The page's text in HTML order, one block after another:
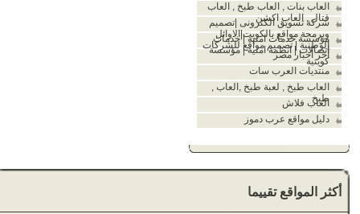
العاب بنات , العاب طبخ , العاب
قتال , العاب اكشن
شركة تسويق الكترونى |تصميم
وبرمجة مواقع بالكويت|الاوائل
الوطنية | تصميم مواقع للشركات
مؤسسة خدمات امنية | خدمات
اتصالات | انظمة امنية | مؤسسة
كويتية
آخر أخبار مصر
منتديات العرب سات
العاب طبخ , لعبة طبخ ,العاب ,
طبخ
العاب فلاش
دليل مواقع عرب دموز
أكثر المواقع تقييما